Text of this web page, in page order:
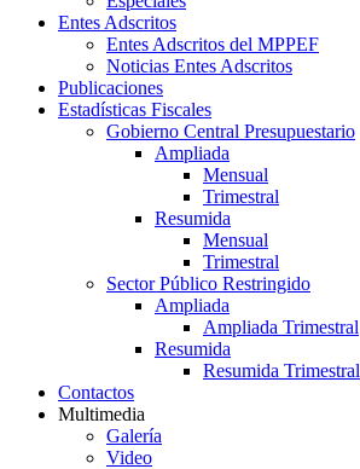
Entes Adscritos
Entes Adscritos del MPPEF
Noticias Entes Adscritos
Publicaciones
Estadísticas Fiscales
Gobierno Central Presupuestario
Ampliada
Mensual
Trimestral
Resumida
Mensual
Trimestral
Sector Público Restringido
Ampliada
Ampliada Trimestral
Resumida
Resumida Trimestral
Contactos
Multimedia
Galería
Video